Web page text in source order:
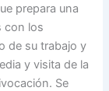
prepara una
con los
de su trabajo y
y visita de la
Se